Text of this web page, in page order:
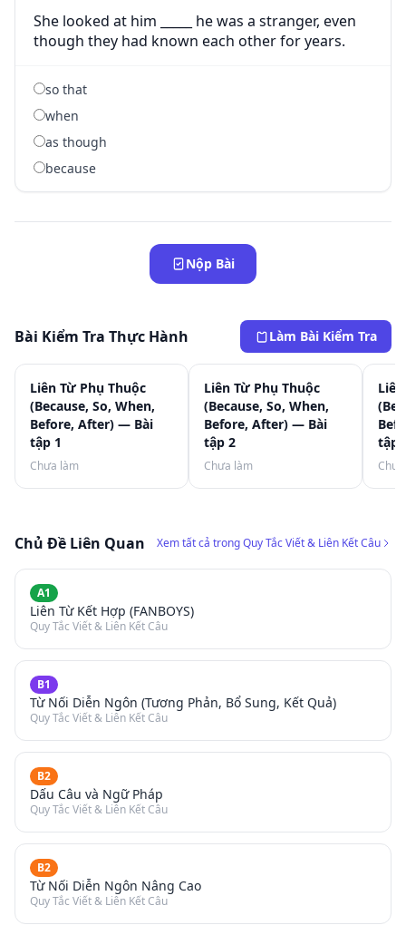
She looked at him _____ he was a stranger, even
though they had known each other for years.
so that
when
as though
because
Nộp Bài
Bài Kiểm Tra Thực Hành Làm Bài Kiểm Tra
Liên Từ Phụ Thuộc
(Because, So, When,
Before, After) — Bài
tập 1
Chưa làm
Liên Từ Phụ Thuộc
(Because, So, When,
Before, After) — Bài
tập 2
Chưa làm
tập
Chủ Đề Liên Quan Xem tất cả trong Quy Tắc Viết & Liên Kết Câu
A1
Liên Từ Kết Hợp (FANBOYS)
Quy Tắc Viết & Liên Kết Câu
B1
Từ Nối Diễn Ngôn (Tương Phản, Bổ Sung, Kết Quả)
Quy Tắc Viết & Liên Kết Câu
B2
Dấu Câu và Ngữ Pháp
Quy Tắc Viết & Liên Kết Câu
B2
Từ Nối Diễn Ngôn Nâng Cao
Quy Tắc Viết & Liên Kết Câu